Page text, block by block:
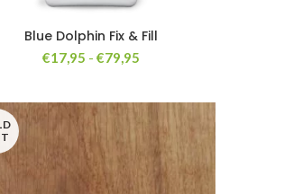
Blue Dolphin Fix & Fill
€17,95 - €79,95
€79,95